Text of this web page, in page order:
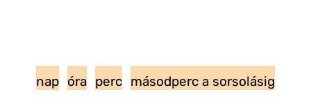
nap óra perc másodperc a sorsolásig